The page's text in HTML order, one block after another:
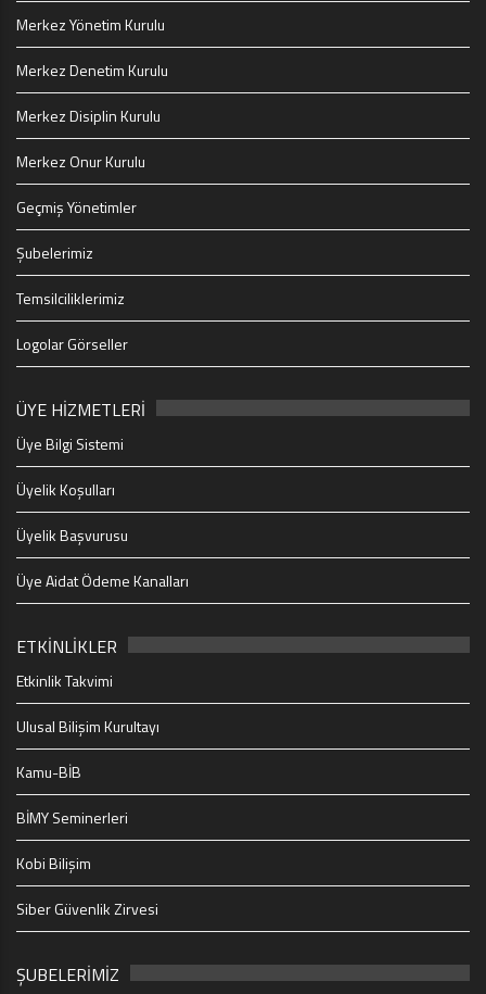
Merkez Yönetim Kurulu
Merkez Denetim Kurulu
Merkez Disiplin Kurulu
Merkez Onur Kurulu
Geçmiş Yönetimler
Şubelerimiz
Temsilciliklerimiz
Logolar Görseller
ÜYE HİZMETLERİ
Üye Bilgi Sistemi
Üyelik Koşulları
Üyelik Başvurusu
Üye Aidat Ödeme Kanalları
ETKİNLİKLER
Etkinlik Takvimi
Ulusal Bilişim Kurultayı
Kamu-BİB
BİMY Seminerleri
Kobi Bilişim
Siber Güvenlik Zirvesi
ŞUBELERİMİZ